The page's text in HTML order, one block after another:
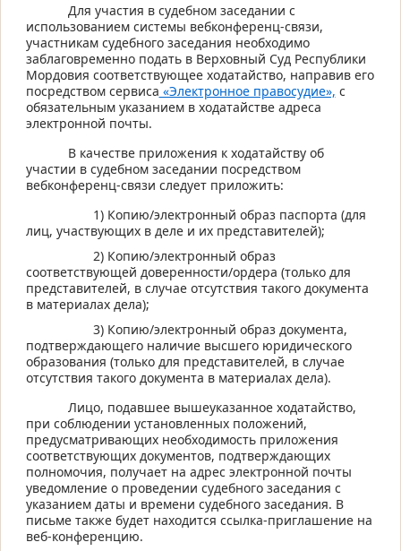
Для участия в судебном заседании с
использованием системы вебконференц-связи,
участникам судебного заседания необходимо
заблаговременно подать в Верховный Суд Республики
Мордовия соответствующее ходатайство, направив его
посредством сервиса «Электронное правосудие», с
обязательным указанием в ходатайстве адреса
электронной почты.
В качестве приложения к ходатайству об
участии в судебном заседании посредством
вебконференц-связи следует приложить:
1) Копию/электронный образ паспорта (для
лиц, участвующих в деле и их представителей);
2) Копию/электронный образ
соответствующей доверенности/ордера (только для
представителей, в случае отсутствия такого документа
в материалах дела);
3) Копию/электронный образ документа,
подтверждающего наличие высшего юридического
образования (только для представителей, в случае
отсутствия такого документа в материалах дела).
Лицо, подавшее вышеуказанное ходатайство,
при соблюдении установленных положений,
предусматривающих необходимость приложения
соответствующих документов, подтверждающих
полномочия, получает на адрес электронной почты
уведомление о проведении судебного заседания с
указанием даты и времени судебного заседания. В
письме также будет находится ссылка-приглашение на
веб-конференцию.